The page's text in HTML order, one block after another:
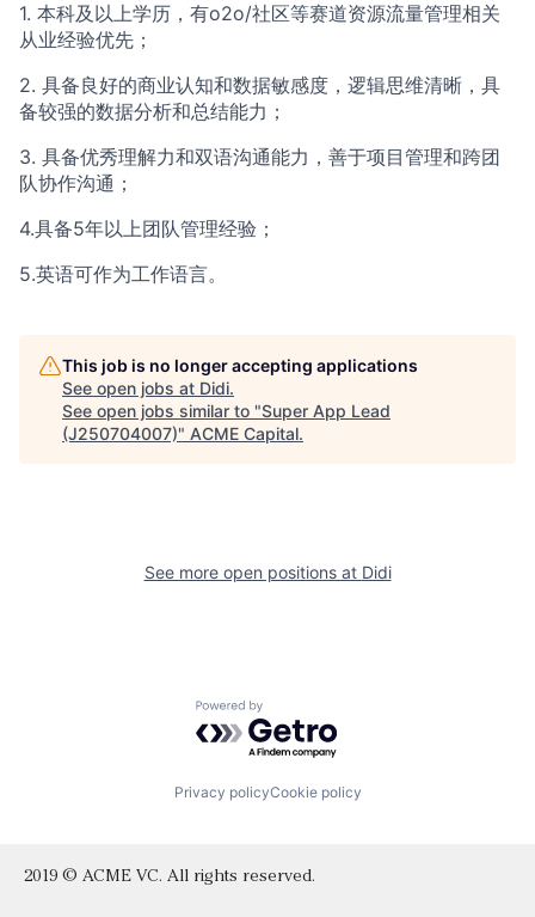
1. 本科及以上学历，有o2o/社区等赛道资源流量管理相关
从业经验优先；
2. 具备良好的商业认知和数据敏感度，逻辑思维清晰，具
备较强的数据分析和总结能力；
3. 具备优秀理解力和双语沟通能力，善于项目管理和跨团
队协作沟通；
4.具备5年以上团队管理经验；
5.英语可作为工作语言。
This job is no longer accepting applications
See open jobs at Didi.
See open jobs similar to "Super App Lead
(J250704007)" ACME Capital.
See more open positions at Didi
Powered by Getro.com
Privacy policyCookie policy
2019 © ACME VC. All rights reserved.